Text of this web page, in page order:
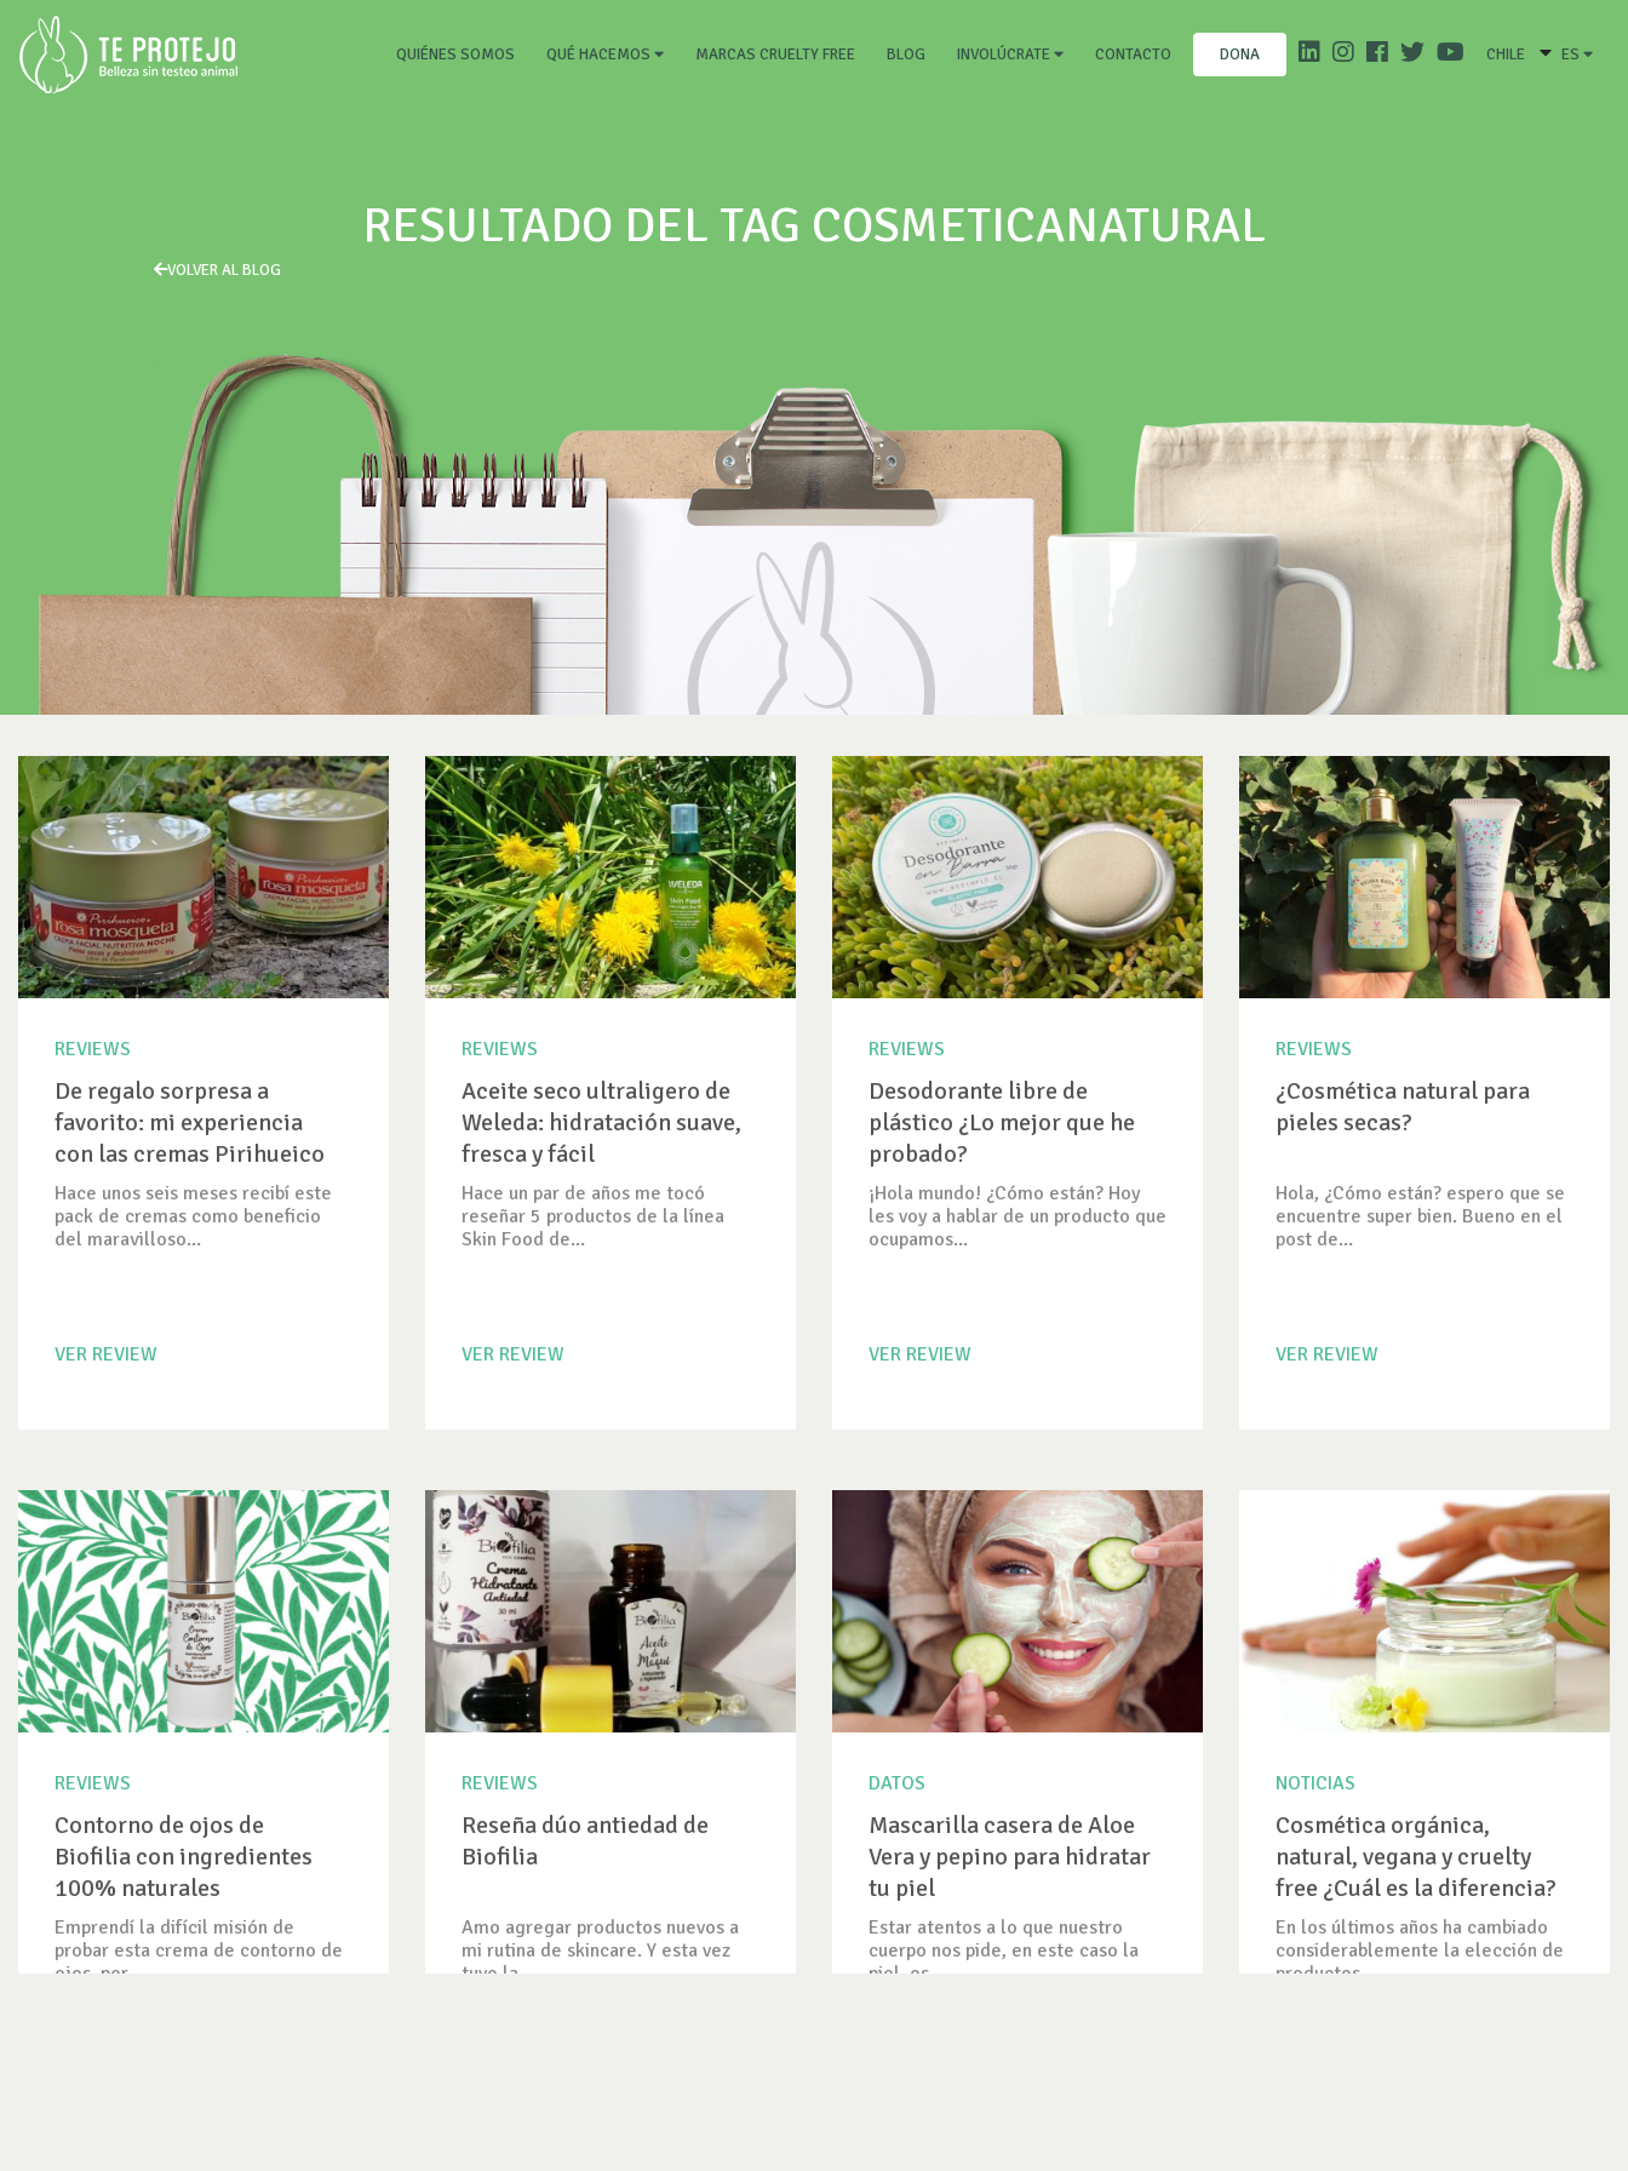
QUIÉNES SOMOS (CURRENT)
QUÉ HACEMOS MARCAS CRUELTY FREE BLOG INVOLÚCRATE CONTACTO DONA CHILE ES
RESULTADO DEL TAG COSMETICANATURAL
VOLVER AL BLOG
REVIEWS
De regalo sorpresa a
favorito: mi experiencia
con las cremas Pirihueico
de Knop
Hace unos seis meses recibí este
pack de cremas como beneficio
del maravilloso...
VER REVIEW
REVIEWS
Aceite seco ultraligero de
Weleda: hidratación suave,
fresca y fácil
Hace un par de años me tocó
reseñar 5 productos de la línea
Skin Food de...
VER REVIEW
REVIEWS
Desodorante libre de
plástico ¿Lo mejor que he
probado?
¡Hola mundo! ¿Cómo están? Hoy
les voy a hablar de un producto que
ocupamos...
VER REVIEW
REVIEWS
¿Cosmética natural para
pieles secas?
Hola, ¿Cómo están? espero que se
encuentre super bien. Bueno en el
post de...
VER REVIEW
REVIEWS
Contorno de ojos de
Biofilia con ingredientes
100% naturales
Emprendí la difícil misión de
probar esta crema de contorno de
ojos, por...
REVIEWS
Reseña dúo antiedad de
Biofilia
Amo agregar productos nuevos a
mi rutina de skincare. Y esta vez
tuve la...
DATOS
Mascarilla casera de Aloe
Vera y pepino para hidratar
tu piel
Estar atentos a lo que nuestro
cuerpo nos pide, en este caso la
piel, es...
NOTICIAS
Cosmética orgánica,
natural, vegana y cruelty
free ¿Cuál es la diferencia?
En los últimos años ha cambiado
considerablemente la elección de
productos...